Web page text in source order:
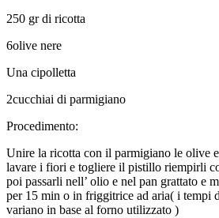
250 gr di ricotta
6olive nere
Una cipolletta
2cucchiai di parmigiano
Procedimento:
Unire la ricotta con il parmigiano le olive
lavare i fiori e togliere il pistillo riempirli
poi passarli nell’ olio e nel pan grattato e
per 15 min o in friggitrice ad aria( i tempi
variano in base al forno utilizzato )